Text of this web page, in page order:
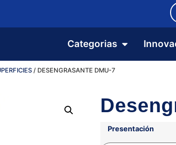
Categorias
/ DESENGRASANTE DMU-7
Presentación